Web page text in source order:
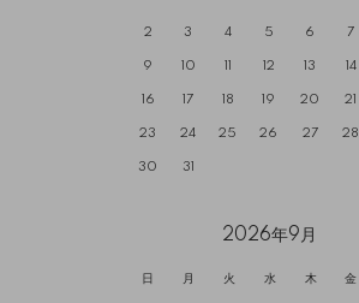
2 3 4 5 6 7
9 10 11 12 13 14
16 17 18 19 20 21
23 24 25 26 27 28
30 31
2026年9月
日 月 火 水 木 金